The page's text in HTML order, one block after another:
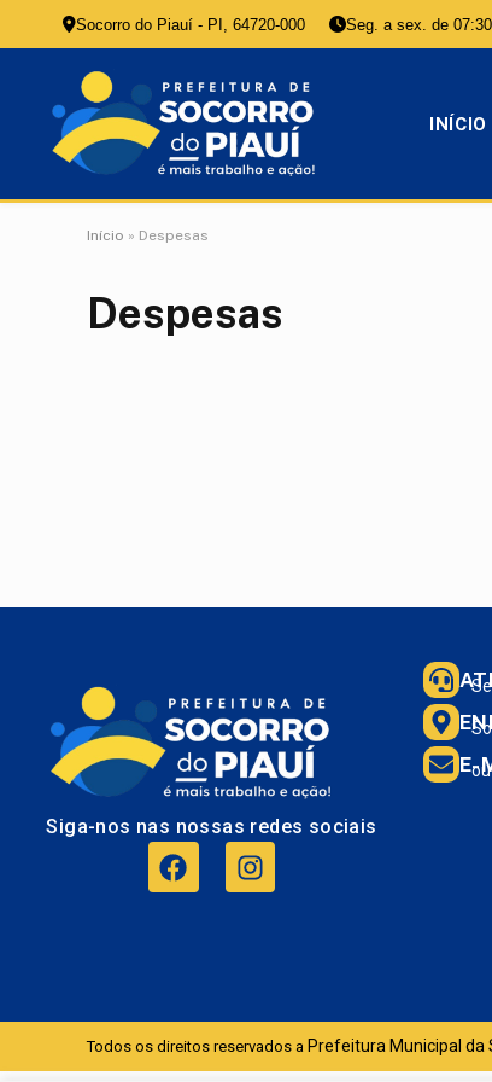
Socorro do Piauí - PI, 64720-000 Seg. a sex. de
INÍCIO
Início » Despesas
Despesas
Siga-nos nas nossas redes sociais
E-
Todos os direitos reservados a Prefeitura Municipal da